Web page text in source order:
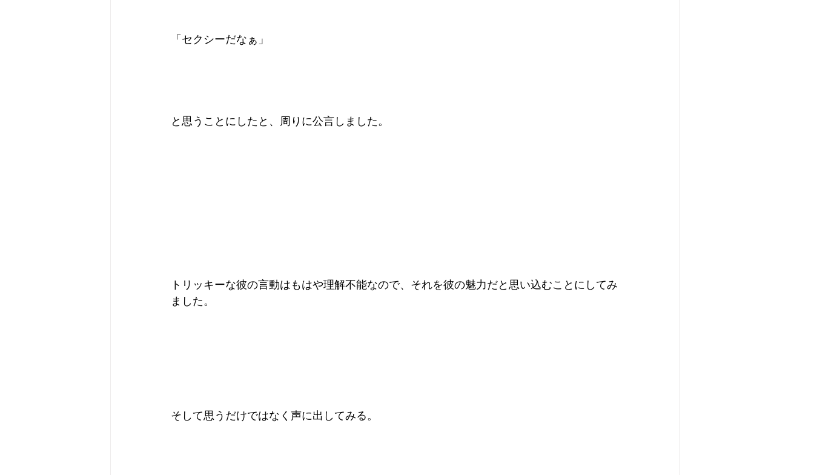
「セクシーだなぁ」
と思うことにしたと、周りに公言しました。
トリッキーな彼の言動はもはや理解不能なので、それを彼の魅力だと思い込むことにしてみ
ました。
そして思うだけではなく声に出してみる。